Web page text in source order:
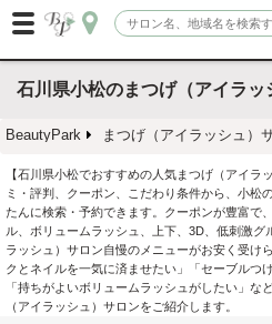
石川県小松のまつげ（アイラッ
BeautyPark まつげ（アイラッシュ）
【石川県小松でおすすめの人気まつげ（アイラ
ミ・評判、クーポン、こだわり条件から、小松
たんに検索・予約できます。クーポンが豊富で
ル、ボリュームラッシュ、上下、3D、低刺激グ
ラッシュ）サロン自慢のメニューがお安く受け
クとネイルを一気に済ませたい」「セーブルつ
「持ちがよいボリュームラッシュがしたい」
（アイラッシュ）サロンをご紹介します。